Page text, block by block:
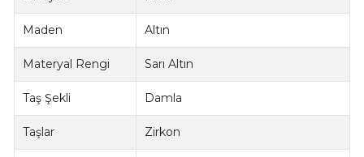
Maden Altın
Materyal Rengi Sarı Altın
Taş Şekli Damla
Taşlar Zirkon